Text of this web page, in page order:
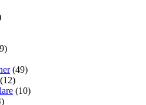
(49)
(12)
(10)